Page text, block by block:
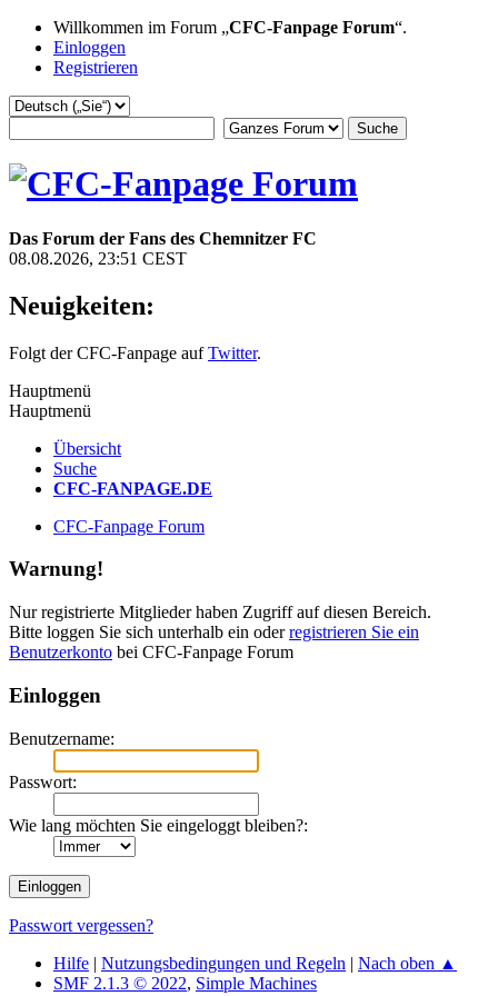
Willkommen im Forum „CFC-Fanpage Forum“.
Einloggen
Registrieren
Das Forum der Fans des Chemnitzer FC
08.08.2026, 23:51 CEST
Neuigkeiten:
Folgt der CFC-Fanpage aufTwitter.
Hauptmenü
Hauptmenü
Übersicht
Suche
CFC-FANPAGE.DE
CFC-Fanpage Forum
Warnung!
Nur registrierte Mitglieder haben Zugriff auf diesen Bereich.
Bitte loggen Sie sich unterhalb ein oderregistrieren Sie ein
Benutzerkonto bei CFC-Fanpage Forum
Einloggen
Benutzername:
Passwort:
Wie lang möchten Sie eingeloggt bleiben?:
Passwort vergessen?
Hilfe | Nutzungsbedingungen und Regeln | Nach oben ▲
SMF 2.1.3 © 2022, Simple Machines